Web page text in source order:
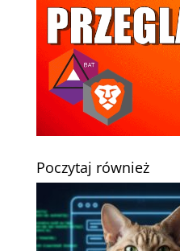
Poczytaj również